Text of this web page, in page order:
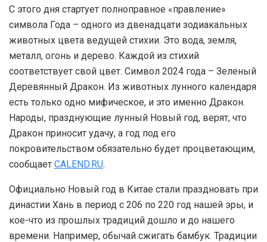
С этого дня стартует полноправное «правление»
символа Года – одного из двенадцати зодиакальных
животных цвета ведущей стихии. Это вода, земля,
металл, огонь и дерево. Каждой из стихий
соответствует свой цвет. Символ 2024 года – Зеленый
Деревянный Дракон. Из животных лунного календаря
есть только одно мифическое, и это именно Дракон.
Народы, празднующие лунный Новый год, верят, что
Дракон приносит удачу, а год под его
покровительством обязательно будет процветающим,
сообщает CALEND.RU.
Официально Новый год в Китае стали праздновать при
династии Хань в период с 206 по 220 год нашей эры, и
кое-что из прошлых традиций дошло и до нашего
времени. Например, обычай сжигать бамбук. Традиции